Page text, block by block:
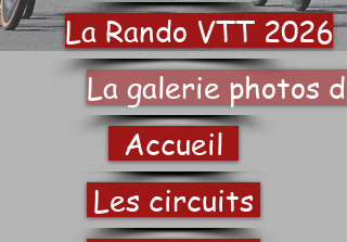
La Rando VTT 2026
La galerie photos
Accueil
Les circuits